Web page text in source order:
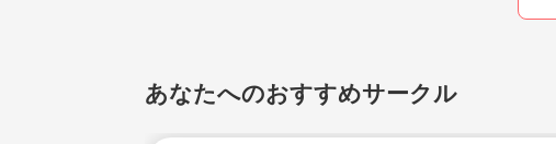
あなたへのおすすめサークル